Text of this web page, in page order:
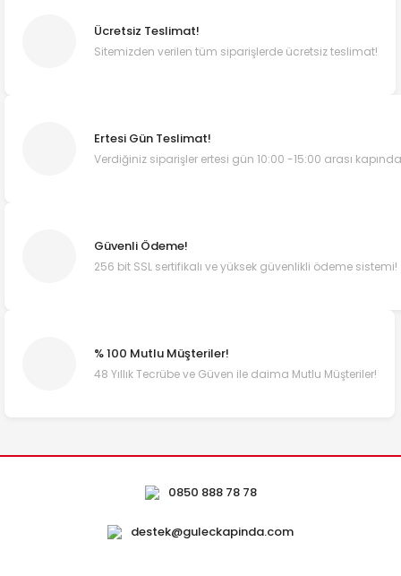
Ücretsiz Teslimat!
Sitemizden verilen tüm siparişlerde ücretsiz teslimat!
Ertesi Gün Teslimat!
Verdiğiniz siparişler ertesi gün 10:00 -15:00 arası
Güvenli Ödeme!
256 bit SSL sertifikalı ve yüksek güvenlikli ödeme sistemi!
% 100 Mutlu Müşteriler!
48 Yıllık Tecrübe ve Güven ile daima Mutlu Müşteriler!
0850 888 78 78
destek@guleckapinda.com